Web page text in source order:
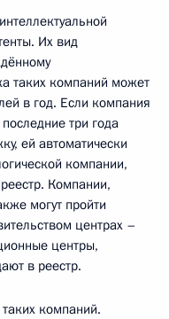
Их вид
таких компаний может
в год. Если компания
три года
ей автоматически
компании,
Компании,
могут пройти
центрах –
центры,
в реестр.
компаний.